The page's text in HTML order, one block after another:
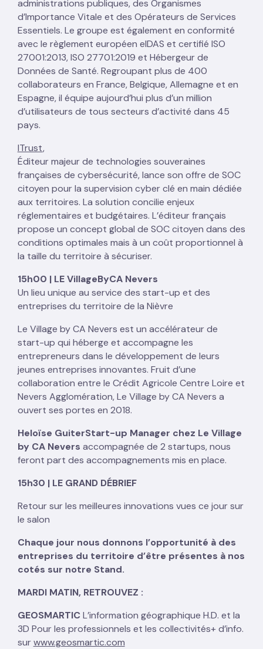
administrations publiques, des Organismes
d’Importance Vitale et des Opérateurs de Services
Essentiels. Le groupe est également en conformité
avec le règlement européen eIDAS et certifié ISO
27001:2013, ISO 27701:2019 et Hébergeur de
Données de Santé. Regroupant plus de 400
collaborateurs en France, Belgique, Allemagne et en
Espagne, il équipe aujourd’hui plus d’un million
d’utilisateurs de tous secteurs d’activité dans 45
pays.
ITrust,
Éditeur majeur de technologies souveraines
françaises de cybersécurité, lance son offre de SOC
citoyen pour la supervision cyber clé en main dédiée
aux territoires. La solution concilie enjeux
réglementaires et budgétaires. L’éditeur français
propose un concept global de SOC citoyen dans des
conditions optimales mais à un coût proportionnel à
la taille du territoire à sécuriser.
15h00 | LE VillageByCA Nevers
Un lieu unique au service des start-up et des
entreprises du territoire de la Nièvre
Le Village by CA Nevers est un accélérateur de
start-up qui héberge et accompagne les
entrepreneurs dans le développement de leurs
jeunes entreprises innovantes. Fruit d’une
collaboration entre le Crédit Agricole Centre Loire et
Nevers Agglomération, Le Village by CA Nevers a
ouvert ses portes en 2018.
Heloïse GuiterStart-up Manager chez Le Village
by CA Nevers accompagnée de 2 startups, nous
feront part des accompagnements mis en place.
15h30 | LE GRAND DÉBRIEF
Retour sur les meilleures innovations vues ce jour sur
le salon
Chaque jour nous donnons l’opportunité à des
entreprises du territoire d’être présentes à nos
cotés sur notre Stand.
MARDI MATIN, RETROUVEZ :
GEOSMARTIC L’information géographique H.D. et la
3D Pour les professionnels et les collectivités+ d’info.
surwww.geosmartic.com